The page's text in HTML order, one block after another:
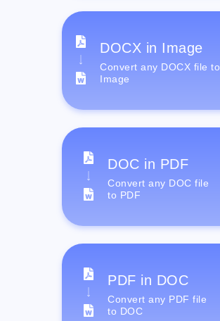
DOCX in Image
Convert any DOCX file to
Image
DOC in PDF
Convert any DOC file
to PDF
PDF in DOC
Convert any PDF file
to DOC